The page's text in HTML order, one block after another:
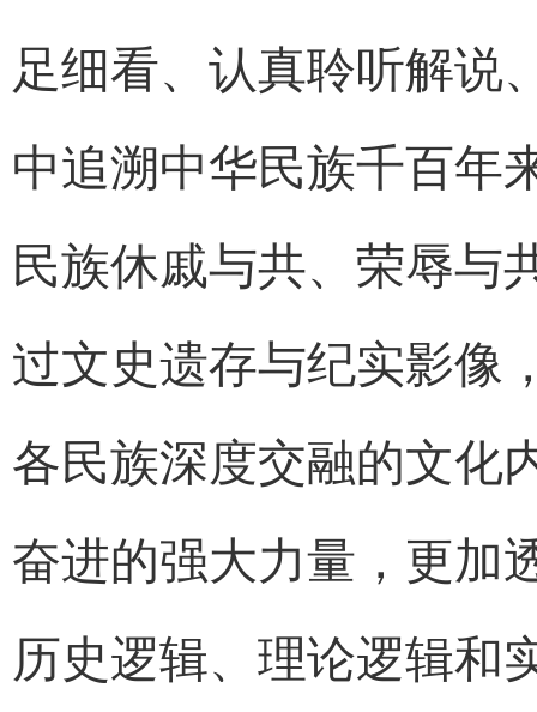
足细看、认真聆听解说
中追溯中华民族千百年
民族休戚与共、荣辱与
过文史遗存与纪实影像
各民族深度交融的文化
奋进的强大力量，更加
历史逻辑、理论逻辑和